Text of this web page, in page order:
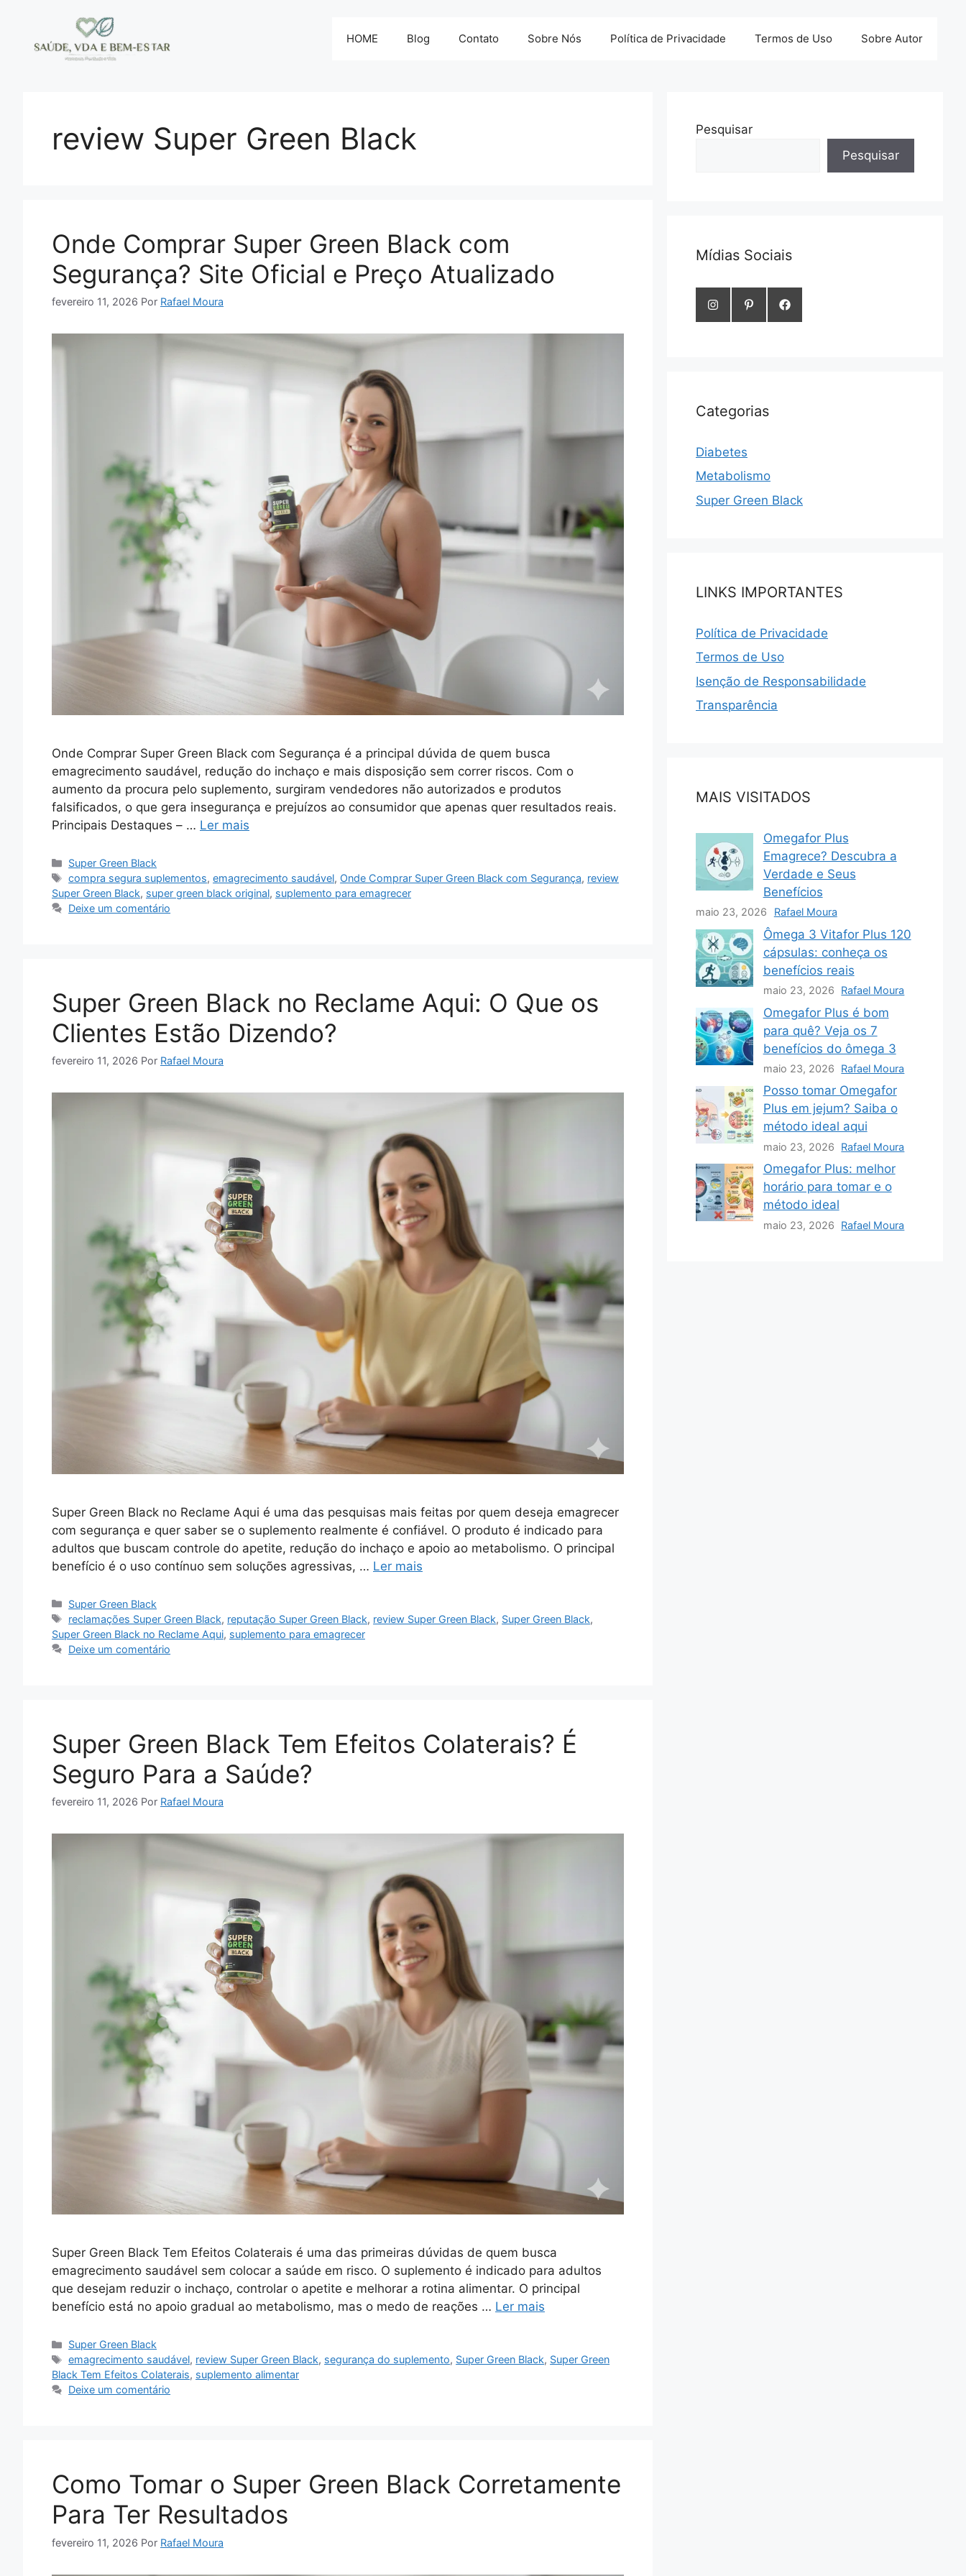
HOME Blog Contato Sobre Nós Política de Privacidade Termos de Uso Sobre Autor
review Super Green Black
Onde Comprar Super Green Black com
Segurança? Site Oficial e Preço Atualizado
fevereiro 11, 2026 Por Rafael Moura
Onde Comprar Super Green Black com Segurança é a principal dúvida de quem busca
emagrecimento saudável, redução do inchaço e mais disposição sem correr riscos. Com o
aumento da procura pelo suplemento, surgiram vendedores não autorizados e produtos
falsificados, o que gera insegurança e prejuízos ao consumidor que apenas quer resultados reais.
Principais Destaques – … Ler mais
Categorias
Super Green Black
Tags
compra segura suplementos,emagrecimento saudável, Onde Comprar Super Green Black com Segurança, review
Super Green Black, super green black original, suplemento para emagrecer
Deixe um comentário
Super Green Black no Reclame Aqui: O Que os
Clientes Estão Dizendo?
fevereiro 11, 2026 Por Rafael Moura
Super Green Black no Reclame Aqui é uma das pesquisas mais feitas por quem deseja emagrecer
com segurança e quer saber se o suplemento realmente é confiável. O produto é indicado para
adultos que buscam controle do apetite, redução do inchaço e apoio ao metabolismo. O principal
benefício é o uso contínuo sem soluções agressivas, … Ler mais
Categorias
Super Green Black
Tags
reclamações Super Green Black, reputação Super Green Black, review Super Green Black, Super Green Black,
Super Green Black no Reclame Aqui, suplemento para emagrecer
Deixe um comentário
Super Green Black Tem Efeitos Colaterais? É
Seguro Para a Saúde?
fevereiro 11, 2026 Por Rafael Moura
Super Green Black Tem Efeitos Colaterais é uma das primeiras dúvidas de quem busca
emagrecimento saudável sem colocar a saúde em risco. O suplemento é indicado para adultos
que desejam reduzir o inchaço, controlar o apetite e melhorar a rotina alimentar. O principal
benefício está no apoio gradual ao metabolismo, mas o medo de reações … Ler mais
Categorias
Super Green Black
Tags
emagrecimento saudável, review Super Green Black, segurança do suplemento, Super Green Black, Super Green
Black Tem Efeitos Colaterais, suplemento alimentar
Deixe um comentário
Como Tomar o Super Green Black Corretamente
Para Ter Resultados
fevereiro 11, 2026 Por Rafael Moura
Pesquisar
Pesquisar
Mídias Sociais
Categorias
Diabetes
Metabolismo
Super Green Black
LINKS IMPORTANTES
Política de Privacidade
Termos de Uso
Isenção de Responsabilidade
Transparência
MAIS VISITADOS
Omegafor Plus
Emagrece? Descubra a
Verdade e Seus
Benefícios
maio 23, 2026 Rafael Moura
Ômega 3 Vitafor Plus 120
cápsulas: conheça os
benefícios reais
maio 23, 2026 Rafael Moura
Omegafor Plus é bom
para quê? Veja os 7
benefícios do ômega 3
maio 23, 2026 Rafael Moura
Posso tomar Omegafor
Plus em jejum? Saiba o
método ideal aqui
maio 23, 2026 Rafael Moura
Omegafor Plus: melhor
horário para tomar e o
método ideal
maio 23, 2026 Rafael Moura